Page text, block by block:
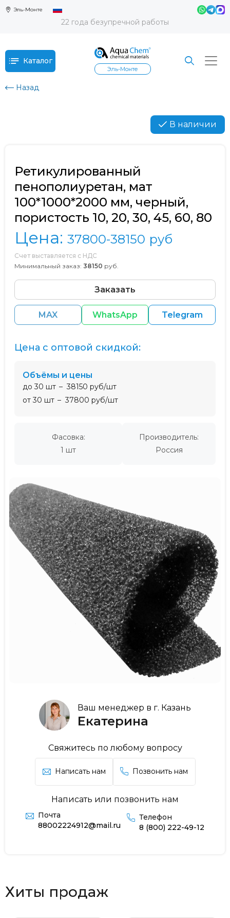
Эль-Монте
22 года безупречной работы
Каталог
Эль-Монте
Назад
В наличии
Ваш менеджер в г. Казань
Екатерина
Свяжитесь по любому вопросу
Написать нам Позвонить нам
Написать или позвонить нам
Почта
88002224912@mail.ru
Телефон
8 (800) 222-49-12
Ретикулированный
пенополиуретан, мат
100*1000*2000 мм, черный,
пористость 10, 20, 30, 45, 60, 80
Цена: 37800-38150 руб
Счет выставляется с НДС
Минимальный заказ: 38150 руб.
Заказать
MAX WhatsApp Telegram
Фасовка:
1 шт
Производитель:
Россия
Цена с оптовой скидкой:
Объёмы и цены
до 30 шт
38150 руб/шт
от 30 шт
37800 руб/шт
Хиты продаж